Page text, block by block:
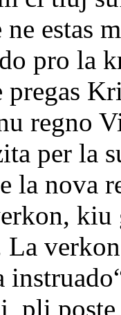
estas
pro la
regno
per la
la nova
La
pli